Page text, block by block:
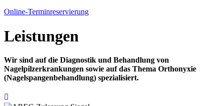
Online-Terminreservierung
Leistungen
Wir sind auf die Diagnostik und Behandlung von
Nagelpilzerkrankungen sowie auf das Thema Orthonyxie
(Nagelspangenbehandlung) spezialisiert.